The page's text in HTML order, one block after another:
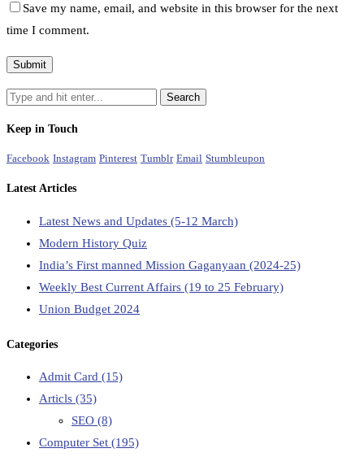
Save my name, email, and website in this browser for the next
time I comment.
Keep in Touch
Facebook Instagram Pinterest Tumblr Email Stumbleupon
Latest Articles
Latest News and Updates (5-12 March)
Modern History Quiz
India’s First manned Mission Gaganyaan (2024-25)
Weekly Best Current Affairs (19 to 25 February)
Union Budget 2024
Categories
Admit Card (15)
Articls (35)
SEO (8)
Computer Set (195)